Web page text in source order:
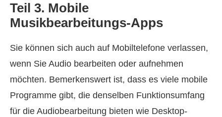
Teil 3. Mobile
Musikbearbeitungs-Apps
Sie können sich auch auf Mobiltelefone verlassen,
wenn Sie Audio bearbeiten oder aufnehmen
möchten. Bemerkenswert ist, dass es viele mobile
Programme gibt, die denselben Funktionsumfang
für die Audiobearbeitung bieten wie Desktop-